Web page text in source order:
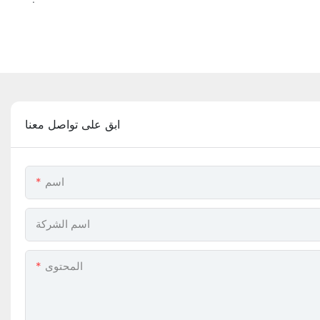
ابق على تواصل معنا
اسم
اسم الشركة
المحتوى